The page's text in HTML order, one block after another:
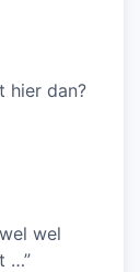
hier dan?
wel
…”